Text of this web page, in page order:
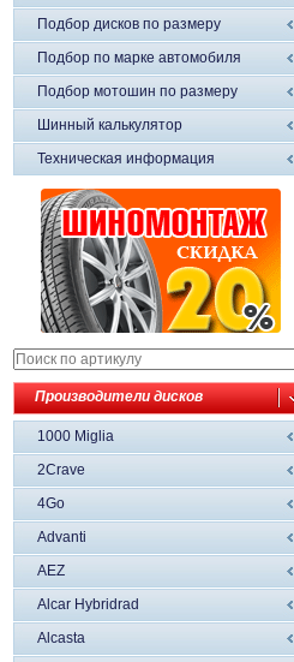
Подбор дисков по размеру
Подбор по марке автомобиля
Подбор мотошин по размеру
Шинный калькулятор
Техническая информация
Производители дисков
1000 Miglia
2Crave
4Go
Advanti
AEZ
Alcar Hybridrad
Alcasta